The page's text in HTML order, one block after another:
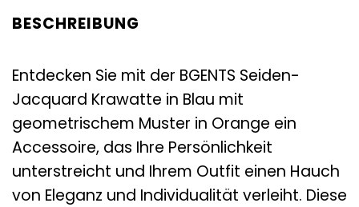
BESCHREIBUNG
Entdecken Sie mit der BGENTS Seiden-
Jacquard Krawatte in Blau mit
geometrischem Muster in Orange ein
Accessoire, das Ihre Persönlichkeit
unterstreicht und Ihrem Outfit einen Hauch
von Eleganz und Individualität verleiht. Diese